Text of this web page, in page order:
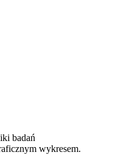
badań
wykresem.